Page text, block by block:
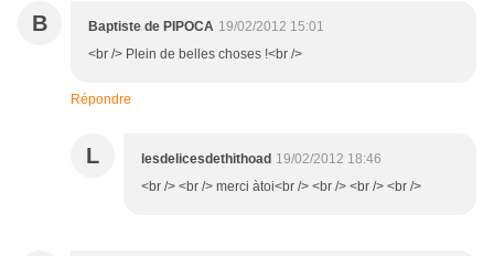
B Baptiste de PIPOCA 19/02/2012 15:01
<br /> Plein de belles choses !<br />
Répondre
L lesdelicesdethithoad 19/02/2012 18:46
<br /> <br /> merci àtoi<br /> <br /> <br /> <br />